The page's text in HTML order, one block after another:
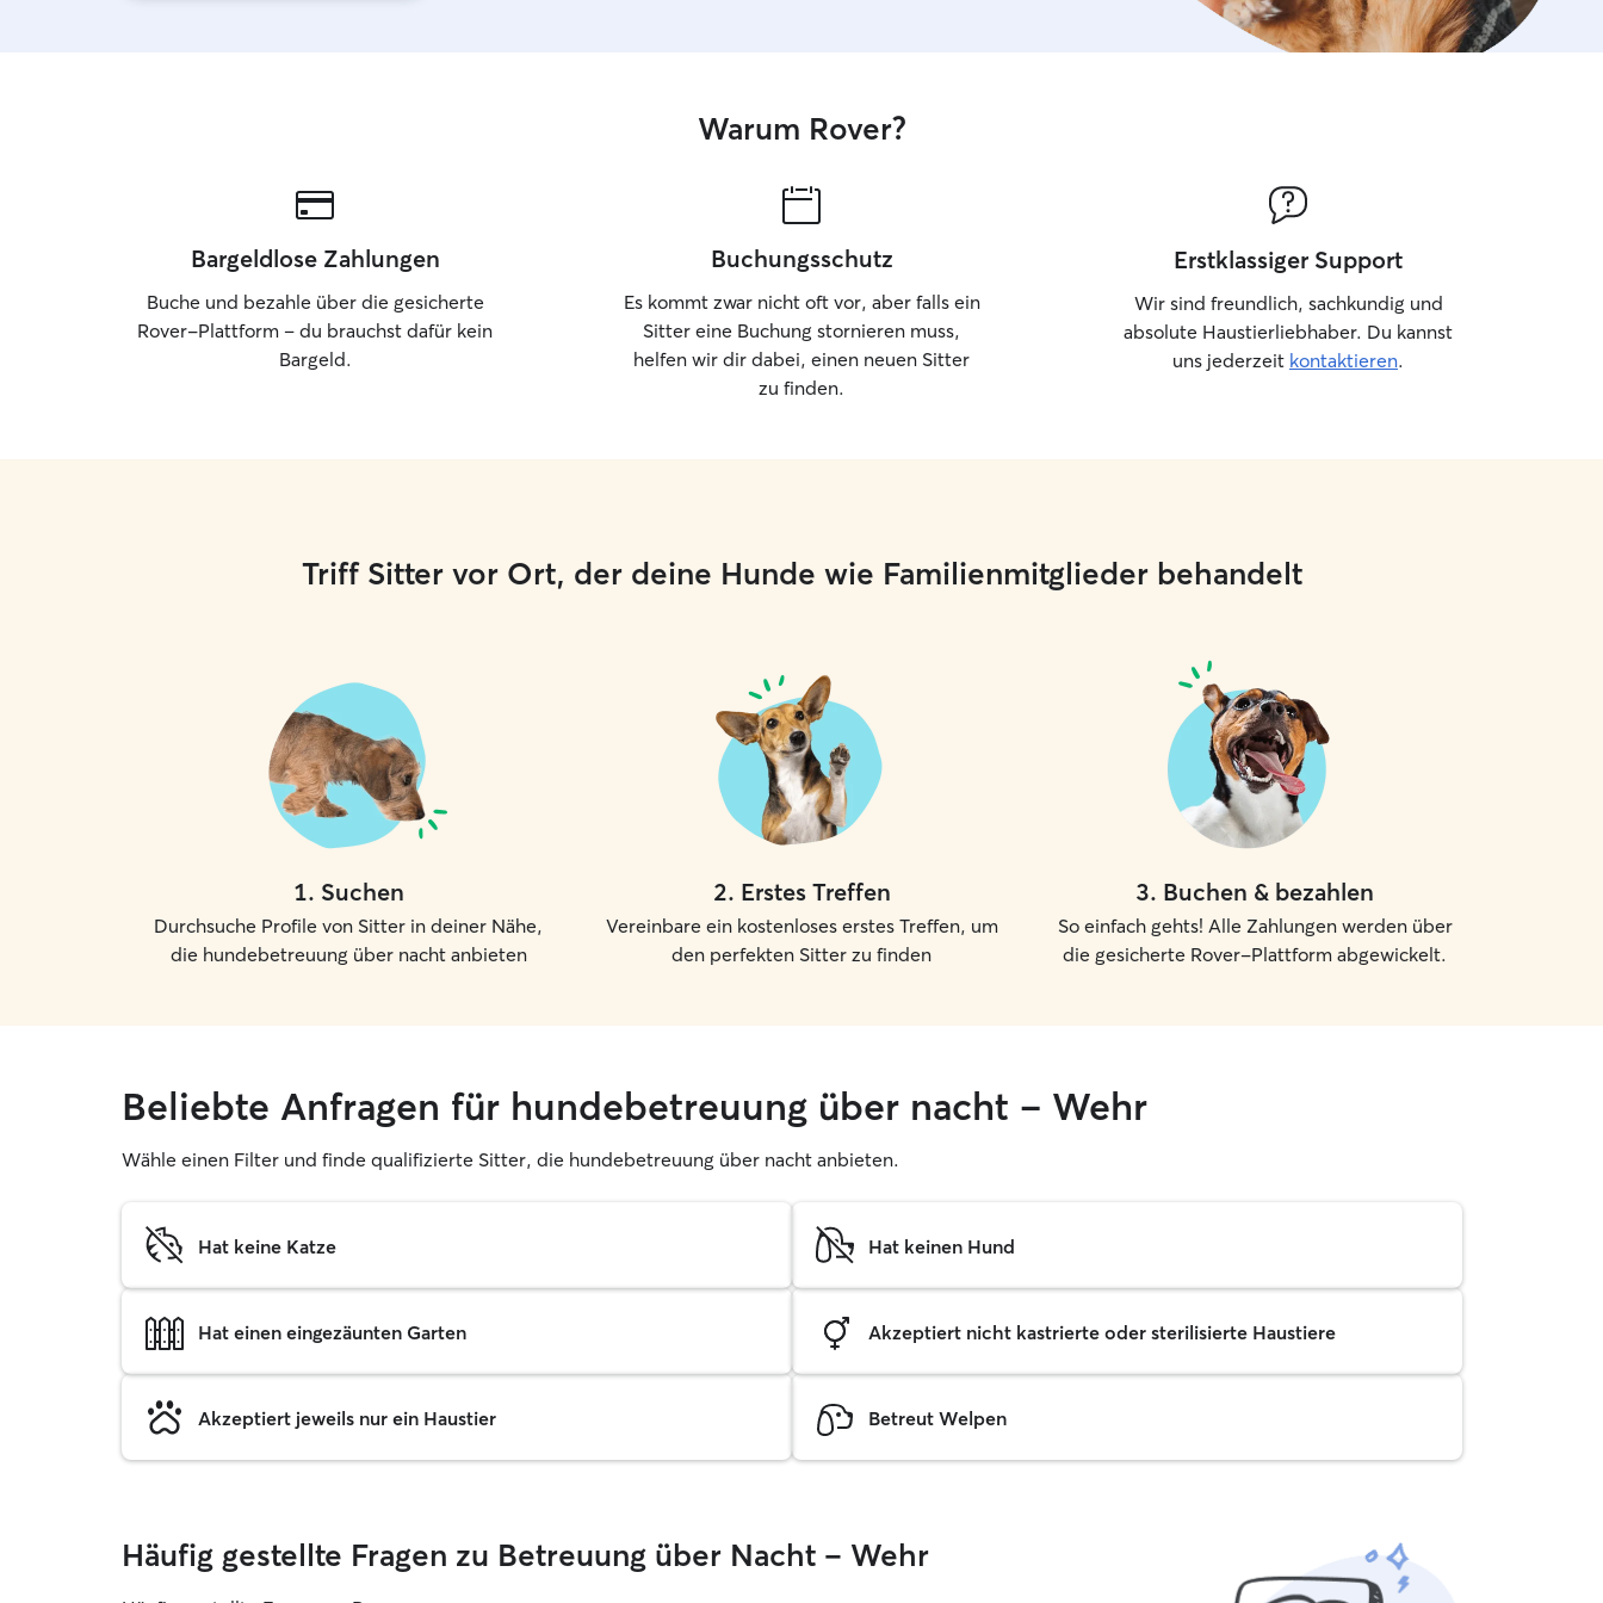
Warum Rover?
Bargeldlose Zahlungen
Buche und bezahle über die gesicherte
Rover-Plattform – du brauchst dafür kein
Bargeld.
Buchungsschutz
Es kommt zwar nicht oft vor, aber falls ein
Sitter eine Buchung stornieren muss,
helfen wir dir dabei, einen neuen Sitter
zu finden.
Erstklassiger Support
Wir sind freundlich, sachkundig und
absolute Haustierliebhaber. Du kannst
uns jederzeit kontaktieren.
Triff Sitter vor Ort, der deine Hunde wie Familienmitglieder behandelt
1. Suchen
Durchsuche Profile von Sitter in deiner Nähe,
die hundebetreuung über nacht anbieten
2. Erstes Treffen
Vereinbare ein kostenloses erstes Treffen, um
den perfekten Sitter zu finden
3. Buchen & bezahlen
So einfach gehts! Alle Zahlungen werden über
die gesicherte Rover-Plattform abgewickelt.
Beliebte Anfragen für hundebetreuung über nacht – Wehr
Wähle einen Filter und finde qualifizierte Sitter, die hundebetreuung über nacht anbieten.
Hat keine Katze Hat keinen Hund
Hat einen eingezäunten Garten Akzeptiert nicht kastrierte oder sterilisierte Haustiere
Akzeptiert jeweils nur ein Haustier Betreut Welpen
Häufig gestellte Fragen zu Betreuung über Nacht – Wehr